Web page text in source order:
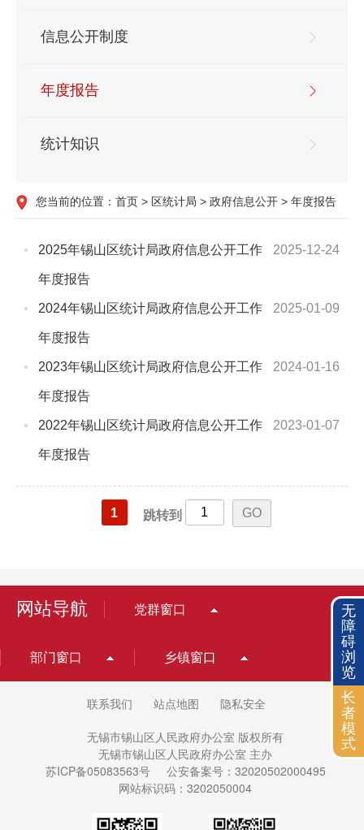
信息公开制度
年度报告
统计知识
您当前的位置： 首页 > 区统计局 > 政府信息公开 > 年度报告
2025-12-24
2025年锡山区统计局政府信息公开工作
年度报告
2025-01-09
2024年锡山区统计局政府信息公开工作
年度报告
2024-01-16
2023年锡山区统计局政府信息公开工作
年度报告
2023-01-07
2022年锡山区统计局政府信息公开工作
年度报告
1 跳转到
网站导航 党群窗口
部门窗口 乡镇窗口
联系我们 站点地图 隐私安全
无锡市锡山区人民政府办公室 版权所有
无锡市锡山区人民政府办公室 主办
苏ICP备05083563号
公安备案号：32020502000495
网站标识码：3202050004
无
障
碍
浏
览
长
者
模
式